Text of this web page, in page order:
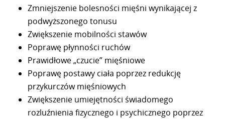
Zmniejszenie bolesności mięśni wynikającej z
podwyższonego tonusu
Zwiększenie mobilności stawów
Poprawę płynności ruchów
Prawidłowe „czucie” mięśniowe
Poprawę postawy ciała poprzez redukcję
przykurczów mięśniowych
Zwiększenie umiejętności świadomego
rozluźnienia fizycznego i psychicznego poprzez